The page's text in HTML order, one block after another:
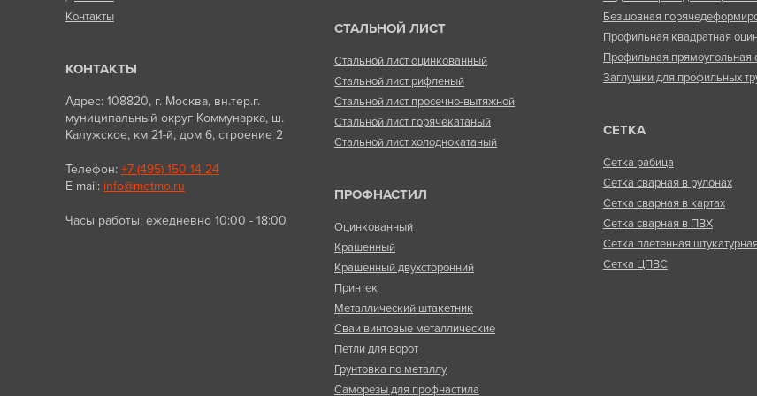
Контакты
КОНТАКТЫ
Адрес: 108820, г. Москва, вн.тер.г.
муниципальный округ Коммунарка, ш.
Калужское, км 21-й, дом 6, строение 2
Телефон: +7 (495) 150 14 24
E-mail: info@metmo.ru
Часы работы: ежедневно 10:00 - 18:00
СТАЛЬНОЙ ЛИСТ
Стальной лист оцинкованный
Стальной лист рифленый
Стальной лист просечно-вытяжной
Стальной лист горячекатаный
Стальной лист холоднокатаный
ПРОФНАСТИЛ
Оцинкованный
Крашенный
Крашенный двухсторонний
Принтек
Металлический штакетник
Сваи винтовые металлические
Петли для ворот
Грунтовка по металлу
Саморезы для профнастила
Безшовная
Профильная квадратная
Профильная прямоугольная
Заглушки для профильных
СЕТКА
Сетка рабица
Сетка сварная в рулонах
Сетка сварная в картах
Сетка сварная в ПВХ
Сетка плетенная штукатурная
Сетка ЦПВС